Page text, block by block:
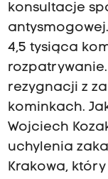
konsultacje
4,5 tysiąca
rozpatrywanie.
rezygnacji z
kominkach.
Wojciech
uchylenia
Krakowa,